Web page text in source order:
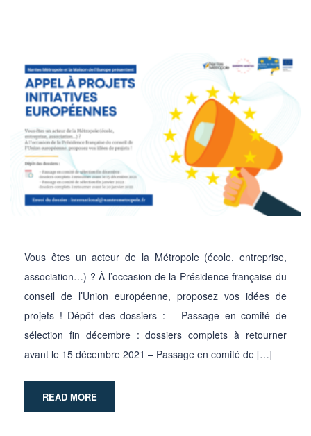
Vous êtes un acteur de la Métropole (école, entreprise,
association…) ? À l’occasion de la Présidence française du
conseil de l’Union européenne, proposez vos idées de
projets ! Dépôt des dossiers : – Passage en comité de
sélection fin décembre : dossiers complets à retourner
avant le 15 décembre 2021 – Passage en comité de […]
READ MORE